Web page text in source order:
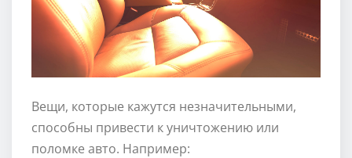
Вещи, которые кажутся незначительными,
способны привести к уничтожению или
поломке авто. Например: